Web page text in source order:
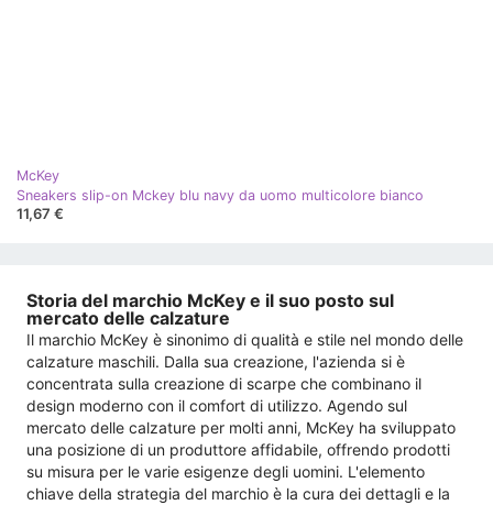
McKey
Sneakers slip-on Mckey blu navy da uomo multicolore bianco
11,67 €
Storia del marchio McKey e il suo posto sul
mercato delle calzature
Il marchio McKey è sinonimo di qualità e stile nel mondo delle
calzature maschili. Dalla sua creazione, l'azienda si è
concentrata sulla creazione di scarpe che combinano il
design moderno con il comfort di utilizzo. Agendo sul
mercato delle calzature per molti anni, McKey ha sviluppato
una posizione di un produttore affidabile, offrendo prodotti
su misura per le varie esigenze degli uomini. L'elemento
chiave della strategia del marchio è la cura dei dettagli e la